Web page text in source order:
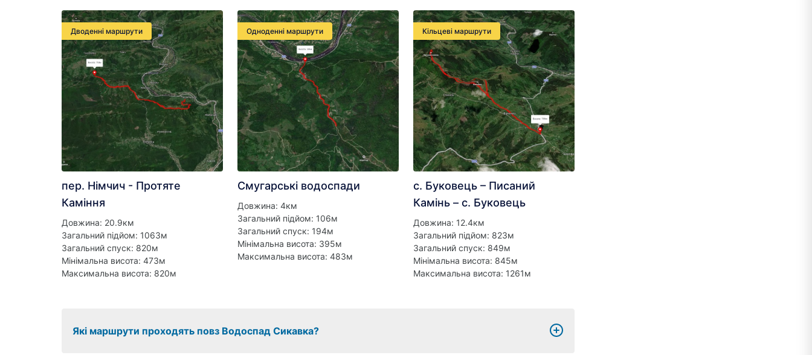
Дводенні маршрути
пер. Німчич - Протяте
Каміння
Довжина: 20.9км
Загальний підйом: 1063м
Загальний спуск: 820м
Мінімальна висота: 473м
Максимальна висота: 820м
Одноденні маршрути
Смугарські водоспади
Довжина: 4км
Загальний підйом: 106м
Загальний спуск: 194м
Мінімальна висота: 395м
Максимальна висота: 483м
Кільцеві маршрути
с. Буковець – Писаний
Камінь – с. Буковець
Довжина: 12.4км
Загальний підйом: 823м
Загальний спуск: 849м
Мінімальна висота: 845м
Максимальна висота: 1261м
Які маршрути проходять повз Водоспад Сикавка?